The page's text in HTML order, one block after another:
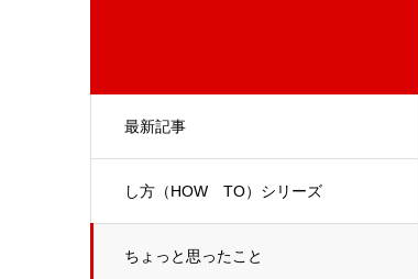
最新記事
し方（HOW TO）シリーズ
ちょっと思ったこと